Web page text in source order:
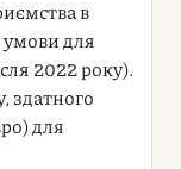
в
умови для
2022 року).
здатного
для